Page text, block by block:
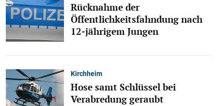
Rücknahme der
Öffentlichkeitsfahndung nach
12-jährigem Jungen
Kirchheim
Hose samt Schlüssel bei
Verabredung geraubt